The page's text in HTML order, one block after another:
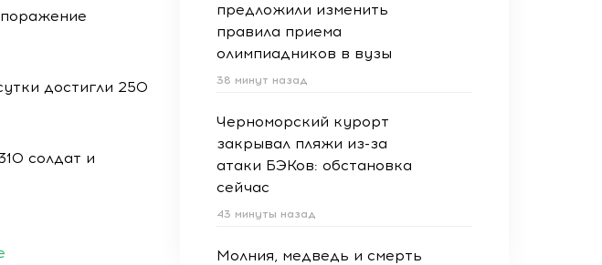
достигли 250
солдат и
предложили изменить
правила приема
олимпиадников в вузы
38 минут назад
Черноморский курорт
закрывал пляжи из-за
атаки БЭКов: обстановка
сейчас
43 минуты назад
Молния, медведь и смерть